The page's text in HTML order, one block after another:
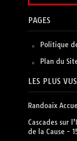
PAGES
Politique
Plan du
LES PLUS VUS
Randoaix
Cascades sur
de la Cause -